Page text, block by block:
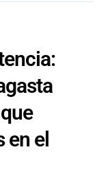
en el